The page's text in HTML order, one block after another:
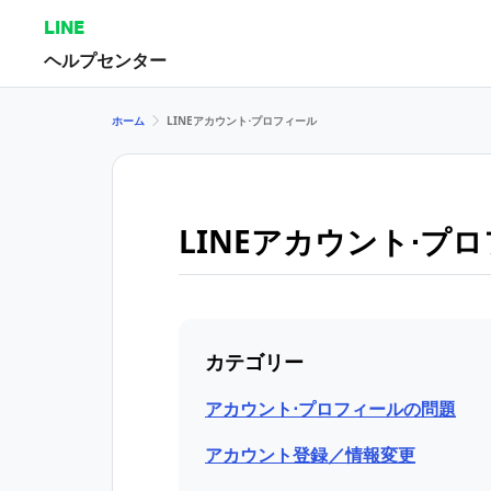
LINE
ヘルプセンター
ホーム LINEアカウント⋅プロフィール
LINEアカウント⋅プ
カテゴリー
アカウント⋅プロフィールの問題
アカウント登録／情報変更